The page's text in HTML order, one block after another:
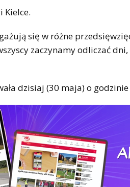
Kielce.
się w różne
zaczynamy odliczać
dzisiaj (30 maja) o